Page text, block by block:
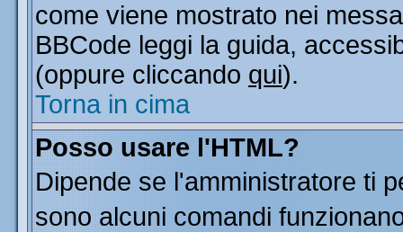
come viene mostrato nei
BBCode leggi la guida,
(oppure cliccando qui).
Torna in cima
Posso usare l'HTML?
Dipende se l'amministratore ti
sono alcuni comandi